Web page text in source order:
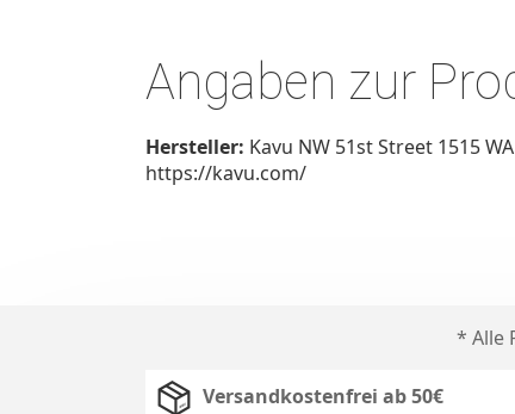
Angaben zur
Hersteller: Kavu NW 51st Street 1515
https://kavu.com/
* Alle
Versandkostenfrei ab 50€